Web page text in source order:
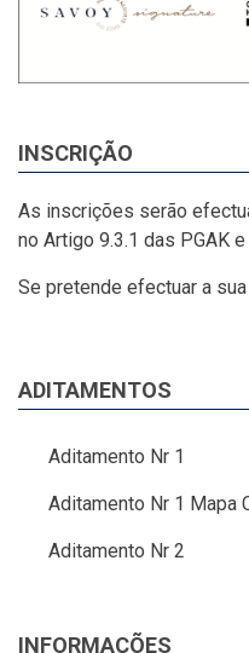
INSCRIÇÃO
As inscrições serão
no Artigo 9.3.1 das PGAK
Se pretende efectuar a
ADITAMENTOS
Aditamento Nr 1
Aditamento Nr 1 Mapa
Aditamento Nr 2
INFORMAÇÕES